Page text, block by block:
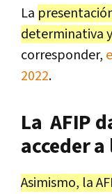
La
determinativa
corresponder,
2022.
La AFIP
acceder
Asimismo, la